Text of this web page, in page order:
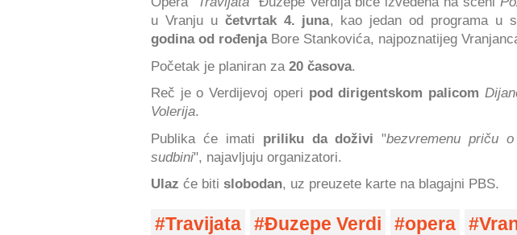
u Vranju u četvrtak 4. juna, kao jedan od programa u
godina od rođenjaBore Stankovića, najpoznatijeg
Početak je planiran za 20 časova.
Reč je o Verdijevoj operi pod dirigentskom palicom
Volerija.
Publika će imati priliku da doživi "bezvremenu priču
sudbini", najavljuju organizatori.
Ulaz će biti slobodan, uz preuzete karte na blagajni PBS.
Travijata Đuzepe Verdi opera